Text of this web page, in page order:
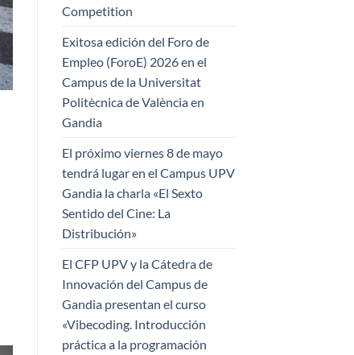
Competition
Exitosa edición del Foro de
Empleo (ForoE) 2026 en el
Campus de la Universitat
Politècnica de València en
Gandia
El próximo viernes 8 de mayo
tendrá lugar en el Campus UPV
Gandia la charla «El Sexto
Sentido del Cine: La
Distribución»
El CFP UPV y la Cátedra de
Innovación del Campus de
Gandia presentan el curso
«Vibecoding. Introducción
práctica a la programación